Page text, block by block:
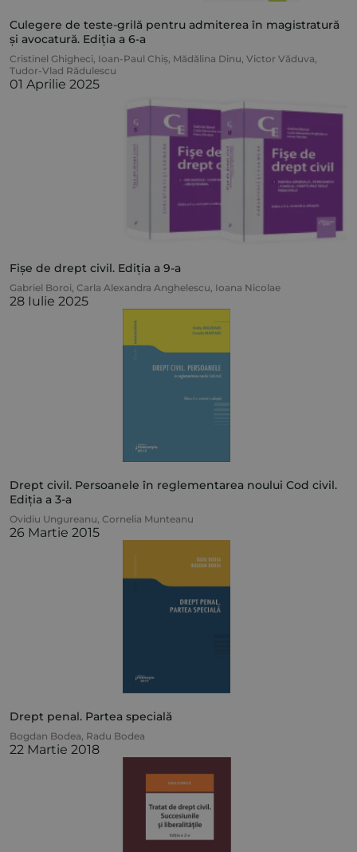
Culegere de teste-grilă pentru admiterea în magistratură
și avocatură. Ediția a 6-a
Cristinel Ghigheci, Ioan-Paul Chiș, Mădălina Dinu, Victor Văduva,
Tudor-Vlad Rădulescu
01 Aprilie 2025
Fișe de drept civil. Ediția a 9-a
Gabriel Boroi, Carla Alexandra Anghelescu, Ioana Nicolae
28 Iulie 2025
Drept civil. Persoanele în reglementarea noului Cod civil.
Ediția a 3-a
Ovidiu Ungureanu, Cornelia Munteanu
26 Martie 2015
Drept penal. Partea specială
Bogdan Bodea, Radu Bodea
22 Martie 2018